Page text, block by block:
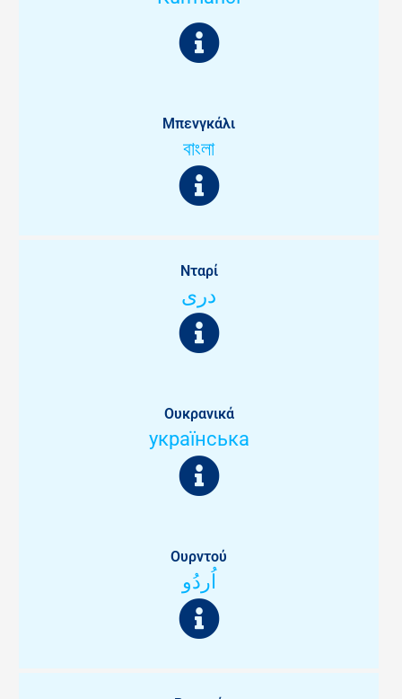
Μπενγκάλι
বাংলা
Νταρί
دری
Ουκρανικά
українська
Ουρντού
اُردُو